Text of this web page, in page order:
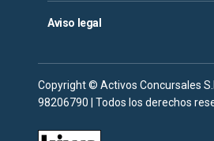
Aviso legal
Copyright © Activos Concursales
98206790 | Todos los derechos